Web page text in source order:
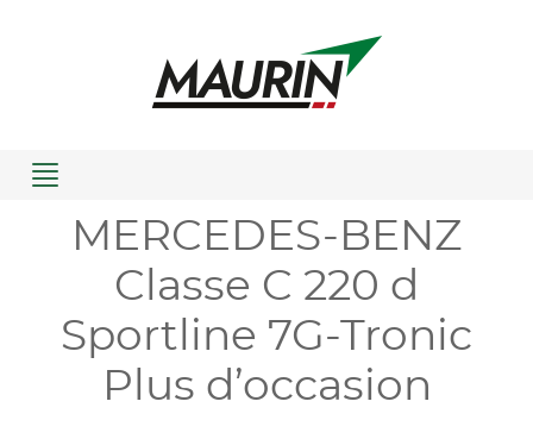
Menu
MERCEDES-BENZ
Classe C 220 d
Sportline 7G-Tronic
Plus d’occasion